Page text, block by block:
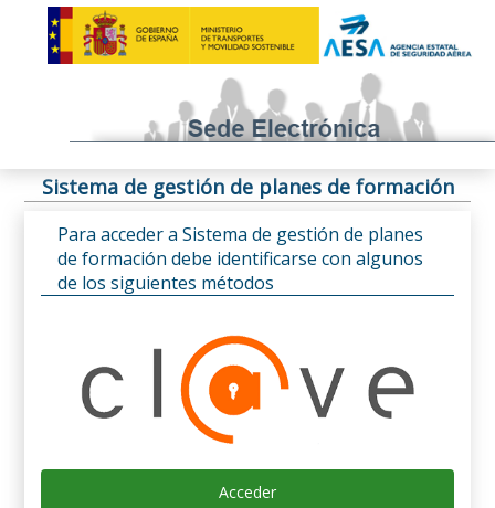
Sistema de gestión de planes de formación
Para acceder a Sistema de gestión de planes
de formación debe identificarse con algunos
de los siguientes métodos
Acceder